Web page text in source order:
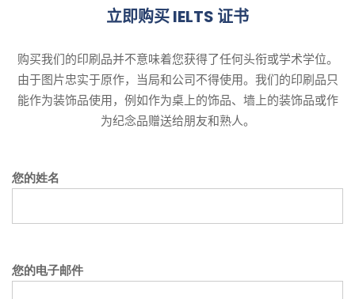
立即购买 IELTS 证书
购买我们的印刷品并不意味着您获得了任何头衔或学术学位。
由于图片忠实于原作，当局和公司不得使用。我们的印刷品只
能作为装饰品使用，例如作为桌上的饰品、墙上的装饰品或作
为纪念品赠送给朋友和熟人。
您的姓名
您的电子邮件